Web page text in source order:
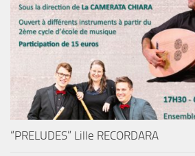
“PRELUDES” Lille RECORDARA